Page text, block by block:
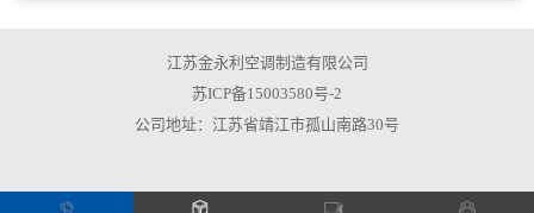
江苏金永利空调制造有限公司
苏ICP备15003580号-2
公司地址：江苏省靖江市孤山南路30号